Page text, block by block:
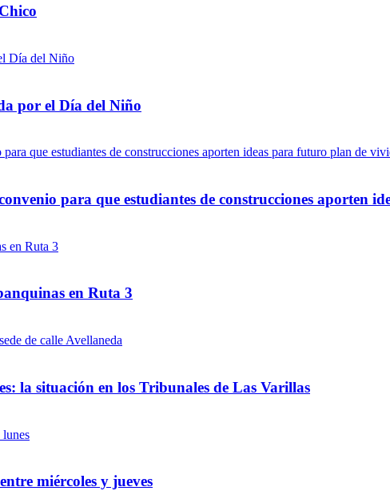
por el Día del Niño
para que estudiantes de construcciones aporten
en Ruta 3
la situación en los Tribunales de Las Varillas
miércoles y jueves